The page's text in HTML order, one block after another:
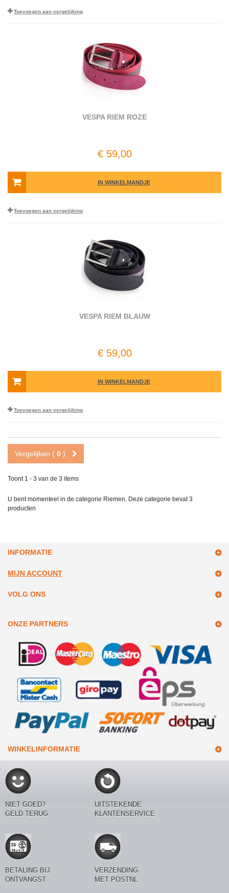
Toevoegen aan vergelijking
VESPA RIEM ROZE
€ 59,00
IN WINKELMANDJE
Toevoegen aan vergelijking
VESPA RIEM BLAUW
€ 59,00
IN WINKELMANDJE
Toevoegen aan vergelijking
Vergelijken ( 0 )
Toont 1 - 3 van de 3 items
U bent momenteel in de categorie Riemen. Deze categorie bevat3
producten
INFORMATIE
MIJN ACCOUNT
VOLG ONS
ONZE PARTNERS
WINKELINFORMATIE
NIET GOED?
GELD TERUG
UITSTEKENDE
KLANTENSERVICE
BETALING BIJ
ONTVANGST
VERZENDING
MET POSTNL